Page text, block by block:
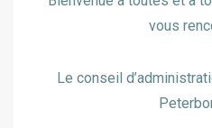
vous
Le conseil